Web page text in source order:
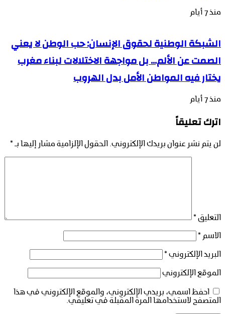
منذ 7 أيام
الشبكة الوطنية لحقوق الإنسان: حب الوطن لا يعني
الصمت عن الألم… بل مواجهة الاختلالات لبناء مغرب
يختار فيه المواطن الأمل بدل الهروب
منذ 7 أيام
اترك تعليقاً
لن يتم نشر عنوان بريدك الإلكتروني. الحقول الإلزامية مشار إليها بـ *
التعليق *
الاسم *
البريد الإلكتروني *
الموقع الإلكتروني
احفظ اسمي، بريدي الإلكتروني، والموقع الإلكتروني في هذا
المتصفح لاستخدامها المرة المقبلة في تعليقي.